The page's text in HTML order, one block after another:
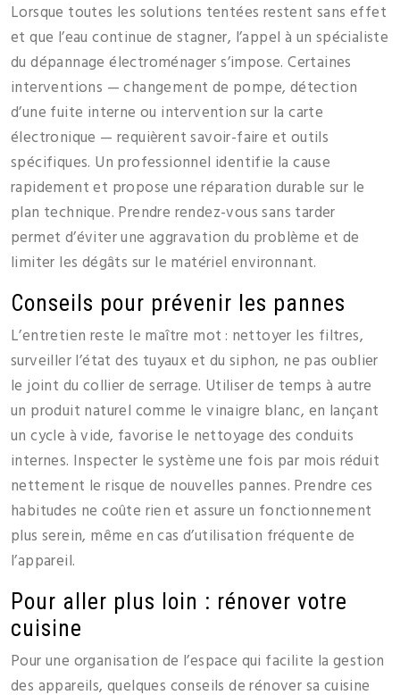
Lorsque toutes les solutions tentées restent sans effet
et que l’eau continue de stagner, l’appel à un spécialiste
du dépannage électroménager s’impose. Certaines
interventions — changement de pompe, détection
d’une fuite interne ou intervention sur la carte
électronique — requièrent savoir-faire et outils
spécifiques. Un professionnel identifie la cause
rapidement et propose une réparation durable sur le
plan technique. Prendre rendez-vous sans tarder
permet d’éviter une aggravation du problème et de
limiter les dégâts sur le matériel environnant.
Conseils pour prévenir les pannes
L’entretien reste le maître mot : nettoyer les filtres,
surveiller l’état des tuyaux et du siphon, ne pas oublier
le joint du collier de serrage. Utiliser de temps à autre
un produit naturel comme le vinaigre blanc, en lançant
un cycle à vide, favorise le nettoyage des conduits
internes. Inspecter le système une fois par mois réduit
nettement le risque de nouvelles pannes. Prendre ces
habitudes ne coûte rien et assure un fonctionnement
plus serein, même en cas d’utilisation fréquente de
l’appareil.
Pour aller plus loin : rénover votre
cuisine
Pour une organisation de l’espace qui facilite la gestion
des appareils, quelques conseils de rénover sa cuisine